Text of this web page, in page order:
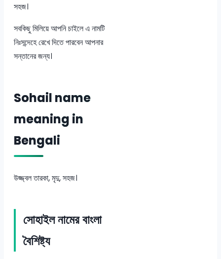
সহজ।
সবকিছু মিলিয়ে আপনি চাইলে এ নামটি
নিঃসন্দেহে রেখে দিতে পারবেন আপনার
সন্তানের জন্য।
Sohail name
meaning in
Bengali
উজ্জ্বল তারকা, মৃদু, সহজ।
সোহাইল নামের বাংলা
বৈশিষ্ট্য